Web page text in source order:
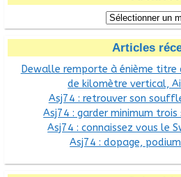
Articles
Dewalle remporte à énième titre
de kilomètre vertical,
Asj74 : retrouver son
Asj74 : garder minimum trois
Asj74 : connaissez vous le
Asj74 : dopage,